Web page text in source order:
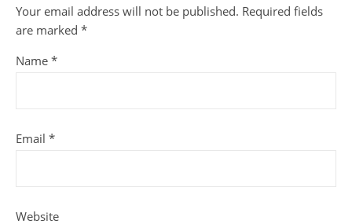
Your email address will not be published. Required fields
are marked *
Name *
Email *
Website